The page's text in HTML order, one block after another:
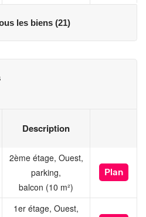
les biens (21)
Description
2ème étage, Ouest,
parking,
balcon (10 m²)
Plan
1er étage, Ouest,